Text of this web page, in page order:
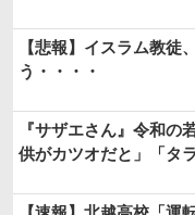
【悲報】イスラム教
う・・・・
『サザエさん』令和
供がカツオだと」「タ